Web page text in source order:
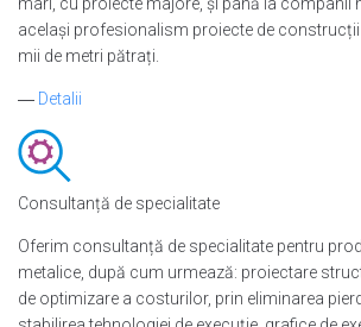
mari, cu proiecte majore, și până la companii
același profesionalism proiecte de
mii de metri pătrați.
― Detalii
Consultanță de specialitate
Oferim consultanță de specialitate pentru
metalice, după cum urmează: proiectare
de optimizare a costurilor, prin eliminarea